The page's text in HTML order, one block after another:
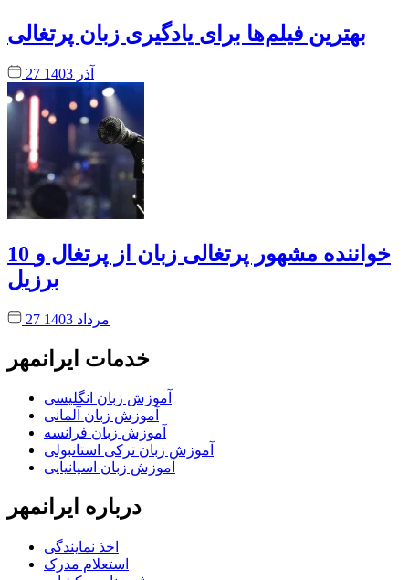
بهترین فیلم‌ها برای یادگیری زبان پرتغالی
27 آذر 1403
10 خواننده مشهور پرتغالی زبان از پرتغال و
برزیل
27 مرداد 1403
خدمات ایرانمهر
آموزش زبان انگلیسی
آموزش زبان آلمانی
آموزش زبان فرانسه
آموزش زبان ترکی استانبولی
آموزش زبان اسپانیایی
درباره ایرانمهر
اخذ نمايندگی
استعلام مدرک